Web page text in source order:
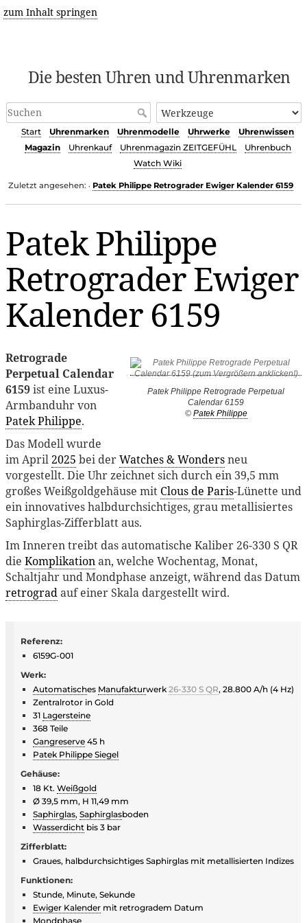
zum Inhalt springen
Die besten Uhren und Uhrenmarken
Start Uhrenmarken Uhrenmodelle Uhrwerke
Uhrenwissen
Magazin
Uhrenkauf Uhrenmagazin ZEITGEFÜHL
Uhrenbuch
Watch Wiki
Zuletzt angesehen: • Patek Philippe Retrograder Ewiger Kalender 6159
Patek Philippe
Retrograder Ewiger
Kalender 6159
Patek Philippe Retrograde Perpetual
Calendar 6159
© Patek Philippe
Retrograde
Perpetual Calendar
6159ist eine Luxus-
Armbanduhr von
Patek Philippe.
Das Modell wurde
im April2025 bei derWatches & Wondersneu
vorgestellt. Die Uhr zeichnet sich durch ein 39,5 mm
großes Weißgoldgehäuse mit Clous de Paris-Lünette und
ein innovatives halbdurchsichtiges, grau metallisiertes
Saphirglas-Zifferblatt aus.
Im Inneren treibt das automatische Kaliber 26-330 S QR
die Komplikationan, welche Wochentag, Monat,
Schaltjahr und Mondphase anzeigt, während das Datum
retrogradauf einer Skala dargestellt wird.
Referenz:
6159G-001
Werk:
Automatisches Manufakturwerk 26-330 S QR, 28.800 A/h (4 Hz)
Zentralrotor in Gold
31 Lagersteine
368 Teile
Gangreserve 45 h
Patek Philippe Siegel
Gehäuse:
18 Kt. Weißgold
Ø 39,5 mm, H 11,49 mm
Saphirglas, Saphirglasboden
Wasserdicht bis 3 bar
Zifferblatt:
Graues, halbdurchsichtiges Saphirglas mit metallisierten Indizes
Funktionen:
Stunde, Minute, Sekunde
Ewiger Kalender mit retrogradem Datum
Mondphase